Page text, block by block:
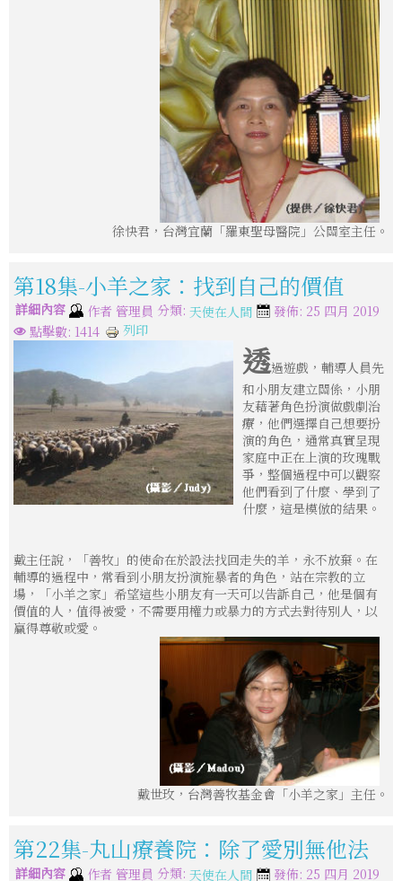
徐快君，台灣宜蘭「羅東聖母醫院」公關室主任。
第18集-小羊之家：找到自己的價值
詳細內容 作者 管理員 分類: 天使在人間
發佈: 25 四月 2019
點擊數: 1414
列印
透過遊戲，輔導人員先
和小朋友建立關係，小朋
友藉著角色扮演做戲劇治
療，他們選擇自己想要扮
演的角色，通常真實呈現
家庭中正在上演的玫瑰戰
爭，整個過程中可以觀察
他們看到了什麼、學到了
什麼，這是模倣的結果。
戴主任說，「善牧」的使命在於設法找回走失的羊，永不放棄。在
輔導的過程中，常看到小朋友扮演施暴者的角色，站在宗教的立
場，「小羊之家」希望這些小朋友有一天可以告訴自己，他是個有
價值的人，值得被愛，不需要用權力或暴力的方式去對待別人，以
贏得尊敬或愛。
戴世玫，台灣善牧基金會「小羊之家」主任。
第22集-丸山療養院：除了愛別無他法
詳細內容 作者 管理員 分類: 天使在人間 發佈: 25 四月 2019